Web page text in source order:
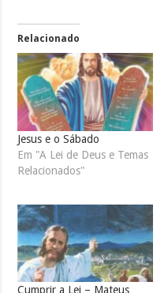
Relacionado
Jesus e o Sábado
Em "A Lei de Deus e Temas
Relacionados"
Cumprir a Lei – Mateus